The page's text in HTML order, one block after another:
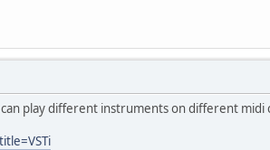
play different instruments on different midi